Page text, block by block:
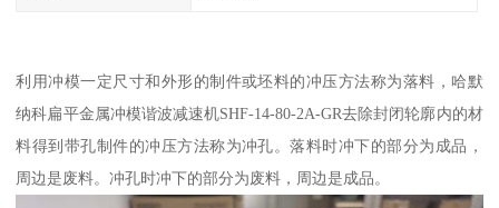
利用冲模一定尺寸和外形的制件或坯料的冲压方法称为落料，哈默
纳科扁平金属冲模谐波减速机SHF-14-80-2A-GR去除封闭轮廓内的材
料得到带孔制件的冲压方法称为冲孔。落料时冲下的部分为成品，
周边是废料。冲孔时冲下的部分为废料，周边是成品。